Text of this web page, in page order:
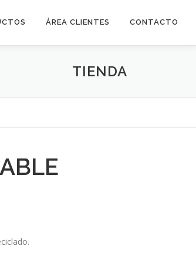
ÁREA CLIENTES CONTACTO
TIENDA